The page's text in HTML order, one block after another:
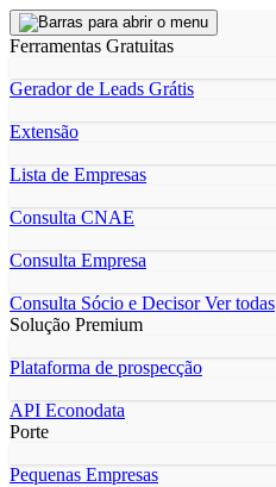
Ferramentas Gratuitas
Gerador de Leads Grátis
Extensão
Lista de Empresas
Consulta CNAE
Consulta Empresa
Consulta Sócio e DecisorVer todas
Solução Premium
Plataforma de prospecção
API Econodata
Porte
Pequenas Empresas